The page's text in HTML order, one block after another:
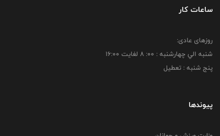
ساعات کار
روزهای عادی:
شنبه الي چهارشنبه : 00: 8 لغايت 16:00
پنج شنبه : تعطیل
پیوندها